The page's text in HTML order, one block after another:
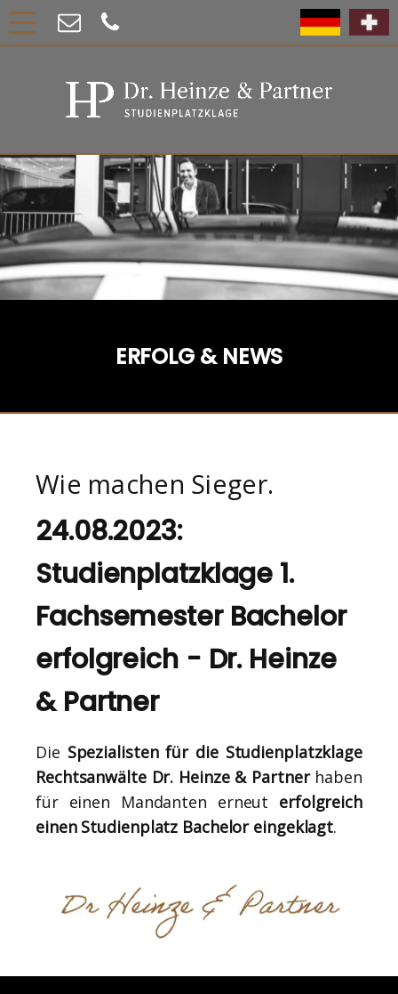
ERFOLG & NEWS
Wie machen Sieger.
24.08.2023:
Studienplatzklage 1.
Fachsemester Bachelor
erfolgreich - Dr. Heinze
& Partner
Die Spezialisten für die Studienplatzklage
Rechtsanwälte Dr. Heinze & Partnerhaben
für einen Mandanten erneut erfolgreich
einen Studienplatz Bachelor eingeklagt.